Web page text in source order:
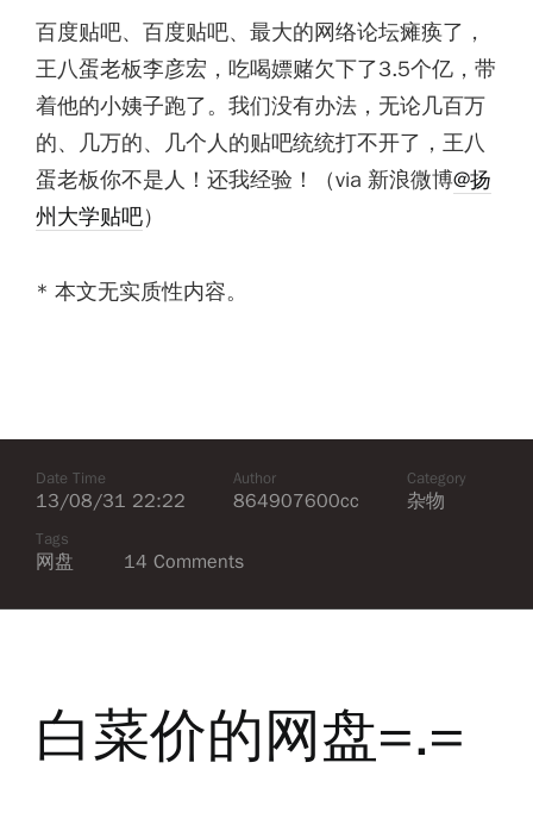
百度贴吧、百度贴吧、最大的网络论坛瘫痪了，
王八蛋老板李彦宏，吃喝嫖赌欠下了3.5个亿，带
着他的小姨子跑了。我们没有办法，无论几百万
的、几万的、几个人的贴吧统统打不开了，王八
蛋老板你不是人！还我经验！（via 新浪微博@扬
州大学贴吧）
* 本文无实质性内容。
Date Time
13/08/31 22:22
Author
864907600cc
Category
杂物
Tags
网盘 14 Comments
白菜价的网盘=.=